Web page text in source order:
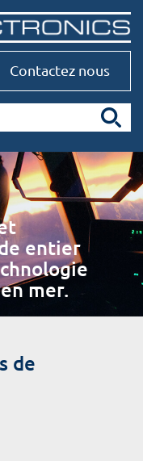
Contactez nous
entier
mer.
de